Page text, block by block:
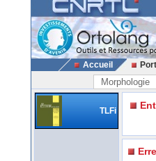
Accueil
Morphologie
TLFi